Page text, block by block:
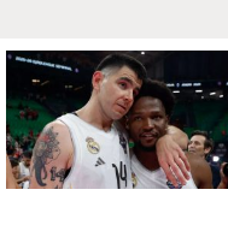
CANTERA
FICHAJES
DIRECTO
FEMENINO